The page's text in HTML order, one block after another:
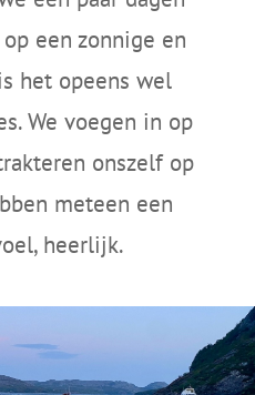
een zonnige en
het opeens wel
We voegen in op
onszelf op
meteen een
heerlijk.